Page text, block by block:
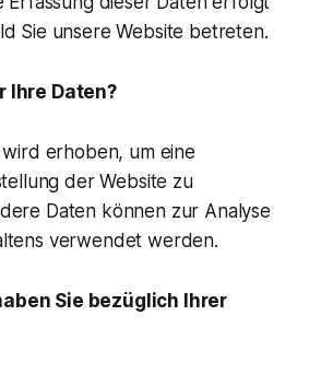
Sie unsere Website betreten.
Ihre Daten?
erhoben, um eine
der Website zu
Daten können zur Analyse
verwendet werden.
Sie bezüglich Ihrer